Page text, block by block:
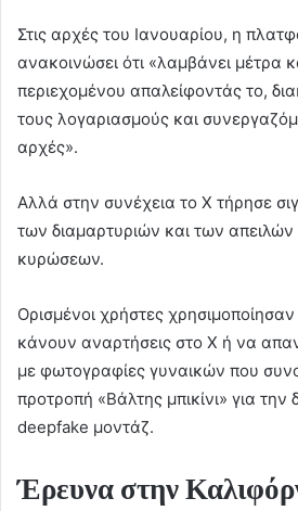
Στις αρχές του Ιανουαρίου, η
ανακοινώσει ότι «λαμβάνει μέτρα
περιεχομένου απαλείφοντάς το,
τους λογαριασμούς και
αρχές».
Αλλά στην συνέχεια το Χ τήρησε
των διαμαρτυριών και των απειλών
κυρώσεων.
Ορισμένοι χρήστες
κάνουν αναρτήσεις στο Χ ή να
με φωτογραφίες γυναικών που
προτροπή «Βάλτης μπικίνι» για την
deepfake μοντάζ.
Έρευνα στην